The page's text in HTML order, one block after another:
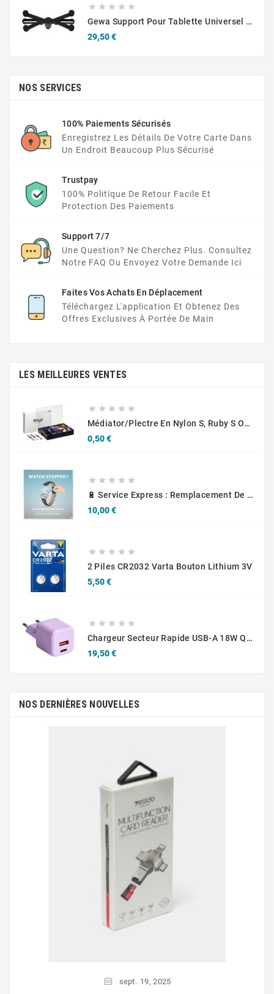
    
Gewa Support Pour Tablette Universel 10.1-14"
29,50 €Prix
NOS SERVICES
100% Paiements Sécurisés
Enregistrez Les Détails De Votre Carte Dans
Un Endroit Beaucoup Plus Sécurisé
Trustpay
100% Politique De Retour Facile Et
Protection Des Paiements
Support 7/7
Une Question? Ne Cherchez Plus. Consultez
Notre FAQ Ou Envoyez Votre Demande Ici
Faites Vos Achats En Déplacement
Téléchargez L'application Et Obtenez Des
Offres Exclusives À Portée De Main
LES MEILLEURES VENTES
    
Médiator/plectre En Nylon S, Ruby S Ou Touch L - STAGG PBOX10
0,50 €Prix
    
🔋 Service Express : Remplacement De Piles D'Horlogerie
10,00 €Prix
    
2 Piles CR2032 Varta Bouton Lithium 3V
5,50 €Prix
    
Chargeur Secteur Rapide USB-A 18W QC / USB-C 30W PD Compact GaN
19,50 €Prix
NOS DERNIÈRES NOUVELLES
sept. 19, 2025